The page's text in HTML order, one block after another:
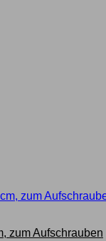
zum Aufschrauben